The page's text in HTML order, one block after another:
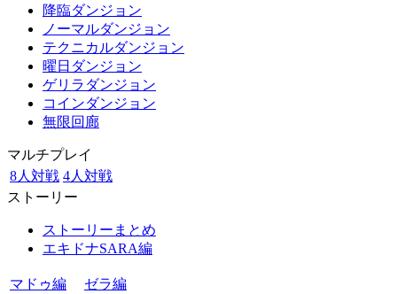
降臨ダンジョン
ノーマルダンジョン
テクニカルダンジョン
曜日ダンジョン
ゲリラダンジョン
コインダンジョン
無限回廊
マルチプレイ
8人対戦 4人対戦
ストーリー
ストーリーまとめ
エキドナSARA編
マドゥ編
ゼラ編